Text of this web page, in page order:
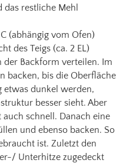
restliche Mehl
(abhängig vom Ofen)
des Teigs (ca. 2 EL)
der Backform verteilen. Im
backen, bis die Oberfläche
etwas dunkel werden,
besser sieht. Aber
schnell. Danach eine
und ebenso backen. So
ist. Zuletzt den
Unterhitze zugedeckt